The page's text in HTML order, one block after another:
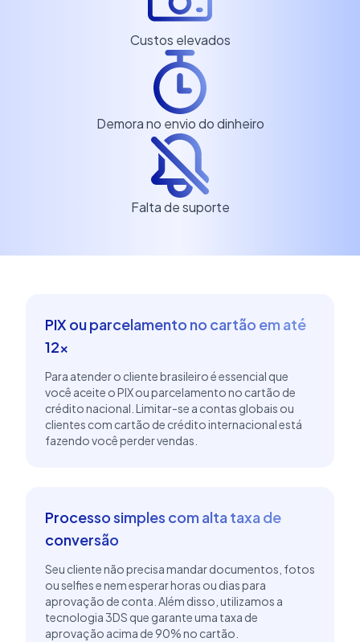
Custos elevados
Demora no envio do dinheiro
Falta de suporte
PIX ou parcelamento no cartão em até
12x
Para atender o cliente brasileiro é essencial que
você aceite o PIX ou parcelamento no cartão de
crédito nacional. Limitar-se a contas globais ou
clientes com cartão de crédito internacional está
fazendo você perder vendas.
Processo simples com alta taxa de
conversão
Seu cliente não precisa mandar documentos, fotos
ou selfies e nem esperar horas ou dias para
aprovação de conta. Além disso, utilizamos a
tecnologia 3DS que garante uma taxa de
aprovação acima de 90% no cartão.